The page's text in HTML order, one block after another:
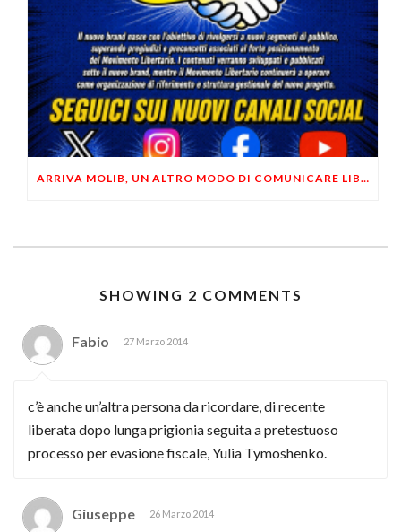
ARRIVA MOLIB, UN ALTRO MODO DI COMUNICARE LIBERTARIO
SHOWING 2 COMMENTS
Fabio 27 Marzo 2014
c’è anche un’altra persona da ricordare, di recente
liberata dopo lunga prigionia seguita a pretestuoso
processo per evasione fiscale, Yulia Tymoshenko.
Giuseppe 26 Marzo 2014